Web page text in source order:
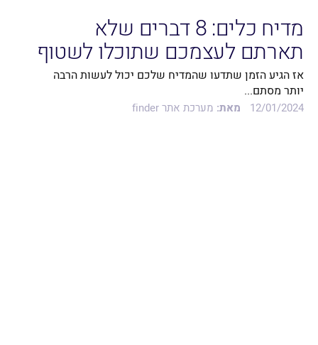
מדיח כלים: 8 דברים שלא
תארתם לעצמכם שתוכלו לשטוף
איתו
אז הגיע הזמן שתדעו שהמדיח שלכם יכול לעשות הרבה
יותר מסתם...
12/01/2024 מאת: מערכת אתר finder